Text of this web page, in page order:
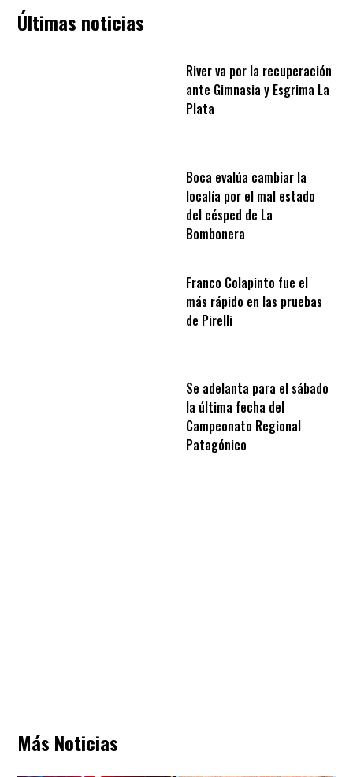
Últimas noticias
River va por la recuperación
ante Gimnasia y Esgrima La
Plata
Boca evalúa cambiar la
localía por el mal estado
del césped de La
Bombonera
Franco Colapinto fue el
más rápido en las pruebas
de Pirelli
Se adelanta para el sábado
la última fecha del
Campeonato Regional
Patagónico
Más Noticias